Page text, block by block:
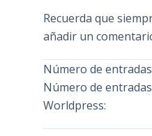
Recuerda que
añadir un
Número de
Número de
Worldpress: